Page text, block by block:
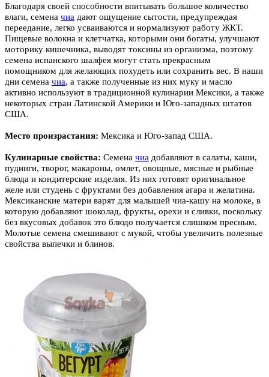
Благодаря своей способности впитывать большое количество
влаги, семена чиа дают ощущение сытости, предупреждая
переедание, легко усваиваются и нормализуют работу ЖКТ.
Пищевые волокна и клетчатка, которыми они богаты, улучшают
моторику кишечника, выводят токсины из организма, поэтому
семена испанского шалфея могут стать прекрасным
помощником для желающих похудеть или сохранить вес. В наши
дни семена чиа, а также полученные из них муку и масло
активно используют в традиционной кулинарии Мексики, а также
некоторых стран Латинской Америки и Юго-западных штатов
США.
Место произрастания: Мексика и Юго-запад США.
Кулинарные свойства: Семена чиа добавляют в салаты, каши,
пудинги, творог, макароны, омлет, овощные, мясные и рыбные
блюда и кондитерские изделия. Из них готовят оригинальное
желе или студень с фруктами без добавления агара и желатина.
Мексиканские матери варят для малышей чиа-кашу на молоке, в
которую добавляют шоколад, фрукты, орехи и сливки, поскольку
без вкусовых добавок это блюдо получается слишком пресным.
Молотые семена смешивают с мукой, чтобы увеличить полезные
свойства выпечки и блинов.